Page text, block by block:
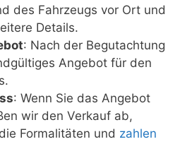
des Fahrzeugs vor Ort und
Details.
: Nach der Begutachtung
Angebot für den
: Wenn Sie das Angebot
wir den Verkauf ab,
Formalitäten und zahlen